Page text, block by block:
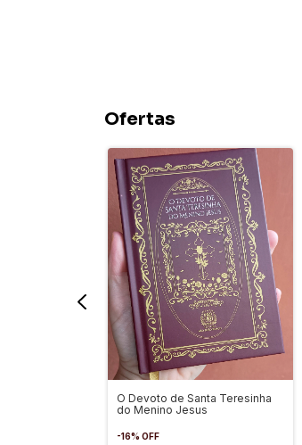
Ofertas
O Devoto de Santa Teresinha
do Menino Jesus
-16% OFF